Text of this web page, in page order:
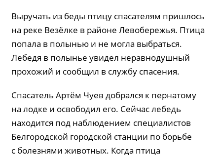
Выручать из беды птицу спасателям пришлось
на реке Везёлке в районе Левобережья. Птица
попала в полынью и не могла выбраться.
Лебедя в полынье увидел неравнодушный
прохожий и сообщил в службу спасения.
Спасатель Артём Чуев добрался к пернатому
на лодке и освободил его. Сейчас лебедь
находится под наблюдением специалистов
Белгородской городской станции по борьбе
с болезнями животных. Когда птица